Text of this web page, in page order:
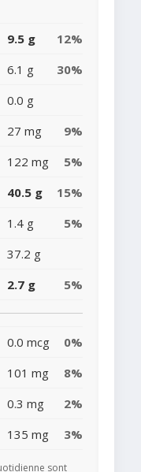
9.5 g
12%
6.1 g
30%
0.0 g
27 mg
9%
122 mg
5%
40.5 g
15%
1.4 g
5%
37.2 g
2.7 g 5%
0.0 mcg
0%
101 mg
8%
0.3 mg
2%
135 mg 3%
sont